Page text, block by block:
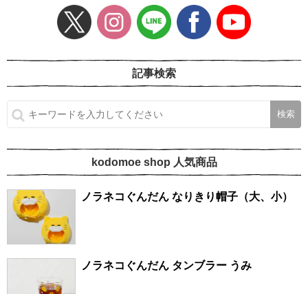
記事検索
kodomoe shop 人気商品
ノラネコぐんだん なりきり帽子（大、小）
ノラネコぐんだん タンブラー うみ